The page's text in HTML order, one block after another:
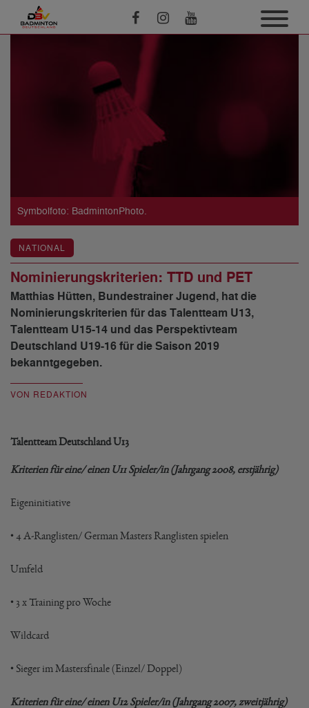
Symbolfoto: BadmintonPhoto.
NATIONAL
Nominierungskriterien: TTD und PET
Matthias Hütten, Bundestrainer Jugend, hat die
Nominierungskriterien für das Talentteam U13,
Talentteam U15-14 und das Perspektivteam
Deutschland U19-16 für die Saison 2019
bekanntgegeben.
VON REDAKTION
Talentteam Deutschland U13
Kriterien für eine/ einen U11 Spieler/in (Jahrgang 2008, erstjährig)
Eigeninitiative
• 4 A-Ranglisten/ German Masters Ranglisten spielen
Umfeld
• 3 x Training pro Woche
Wildcard
• Sieger im Mastersfinale (Einzel/ Doppel)
Kriterien für eine/ einen U12 Spieler/in (Jahrgang 2007, zweitjährig)